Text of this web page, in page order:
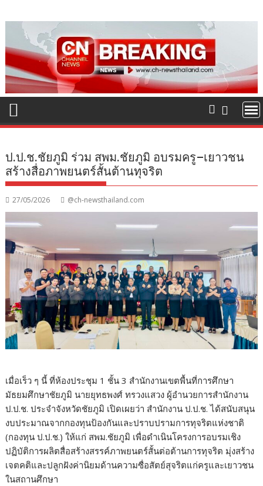
to
content
ป.ป.ช.ชัยภูมิ ร่วม สพม.ชัยภูมิ อบรมครู–เยาวชน
สร้างสื่อภาพยนตร์สั้นต้านทุจริต
27/05/2026 @ch-newsthailand.com
เมื่อเร็ว ๆ นี้ ที่ห้องประชุม 1 ชั้น 3 สำนักงานเขตพื้นที่การศึกษา
มัธยมศึกษาชัยภูมิ นายยุทธพงศ์ ทรวงแสวง ผู้อำนวยการสำนักงาน
ป.ป.ช. ประจำจังหวัดชัยภูมิ เปิดเผยว่า สำนักงาน ป.ป.ช. ได้สนับสนุน
งบประมาณจากกองทุนป้องกันและปราบปรามการทุจริตแห่งชาติ
(กองทุน ป.ป.ช.) ให้แก่ สพม.ชัยภูมิ เพื่อดำเนินโครงการอบรมเชิง
ปฏิบัติการผลิตสื่อสร้างสรรค์ภาพยนตร์สั้นต่อต้านการทุจริต มุ่งสร้าง
เจตคติและปลูกฝังค่านิยมด้านความซื่อสัตย์สุจริตแก่ครูและเยาวชน
ในสถานศึกษา